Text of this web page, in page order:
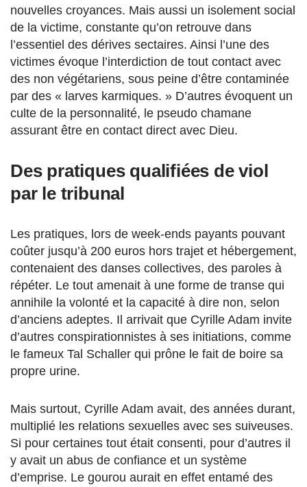
nouvelles croyances. Mais aussi un isolement social
de la victime, constante qu’on retrouve dans
l’essentiel des dérives sectaires. Ainsi l’une des
victimes évoque l’interdiction de tout contact avec
des non végétariens, sous peine d’être contaminée
par des « larves karmiques. » D’autres évoquent un
culte de la personnalité, le pseudo chamane
assurant être en contact direct avec Dieu.
Des pratiques qualifiées de viol
par le tribunal
Les pratiques, lors de week-ends payants pouvant
coûter jusqu’à 200 euros hors trajet et hébergement,
contenaient des danses collectives, des paroles à
répéter. Le tout amenait à une forme de transe qui
annihile la volonté et la capacité à dire non, selon
d’anciens adeptes. Il arrivait que Cyrille Adam invite
d’autres conspirationnistes à ses initiations, comme
le fameux Tal Schaller qui prône le fait de boire sa
propre urine.
Mais surtout, Cyrille Adam avait, des années durant,
multiplié les relations sexuelles avec ses suiveuses.
Si pour certaines tout était consenti, pour d’autres il
y avait un abus de confiance et un système
d’emprise. Le gourou aurait en effet entamé des